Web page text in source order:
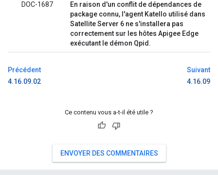
DOC-1687
En raison d'un conflit de dépendances de
package connu, l'agent Katello utilisé dans
Satellite Server 6 ne s'installera pas
correctement sur les hôtes Apigee Edge
exécutant le démon Qpid.
Précédent
4.16.09.02
Suivant
4.16.09
Ce contenu vous a-t-il été utile ?
ENVOYER DES COMMENTAIRES